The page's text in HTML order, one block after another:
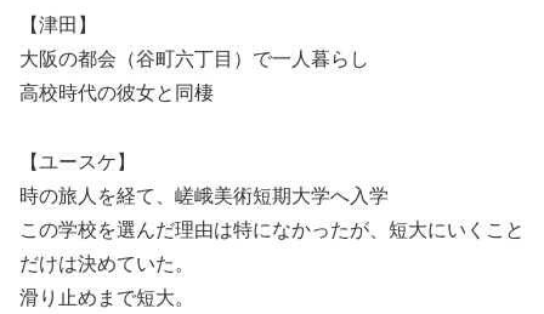
【津田】
大阪の都会（谷町六丁目）で一人暮らし
高校時代の彼女と同棲
【ユースケ】
時の旅人を経て、嵯峨美術短期大学へ入学
この学校を選んだ理由は特になかったが、短大にいくこと
だけは決めていた。
滑り止めまで短大。